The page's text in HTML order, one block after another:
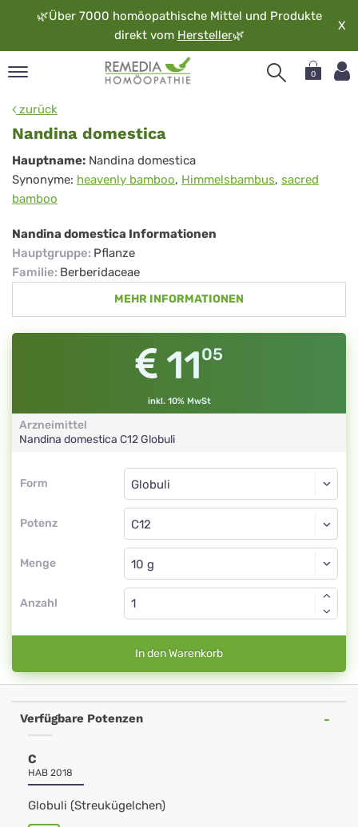
🌿Über 7000 homöopathische Mittel und Produkte
direkt vom Hersteller🌿
X
0
zurück
Nandina domestica
Nandina
domestica
Hauptname: Nandina domestica
Synonyme: heavenly bamboo, Himmelsbambus, sacred
bamboo
Nandina domestica Informationen
Hauptgruppe: Pflanze
Familie: Berberidaceae
MEHR INFORMATIONEN
1105
inkl. 10% MwSt
Arzneimittel
Nandina domestica C12Globuli
Form
Form
Potenz
Globuli
C12
Menge
Globuli
Anzahl
In den Warenkorb
Verfügbare Potenzen
C
HAB 2018
Globuli (Streukügelchen)